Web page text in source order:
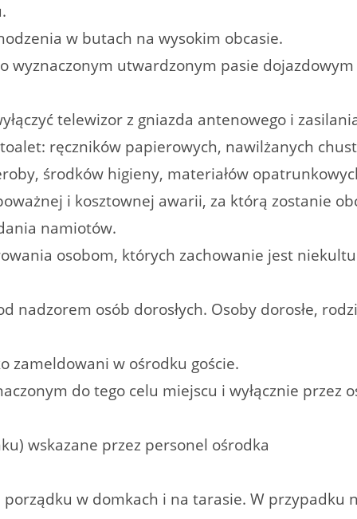
w butach na wysokim obcasie.
wyznaczonym utwardzonym pasie
telewizor z gniazda antenowego i
ręczników papierowych, nawilżanych
środków higieny, materiałów
i kosztownej awarii, za którą zostanie
namiotów.
osobom, których zachowanie jest
nadzorem osób dorosłych. Osoby dorosłe,
zameldowani w ośrodku goście.
do tego celu miejscu i wyłącznie przez
wskazane przez personel ośrodka
w domkach i na tarasie. W